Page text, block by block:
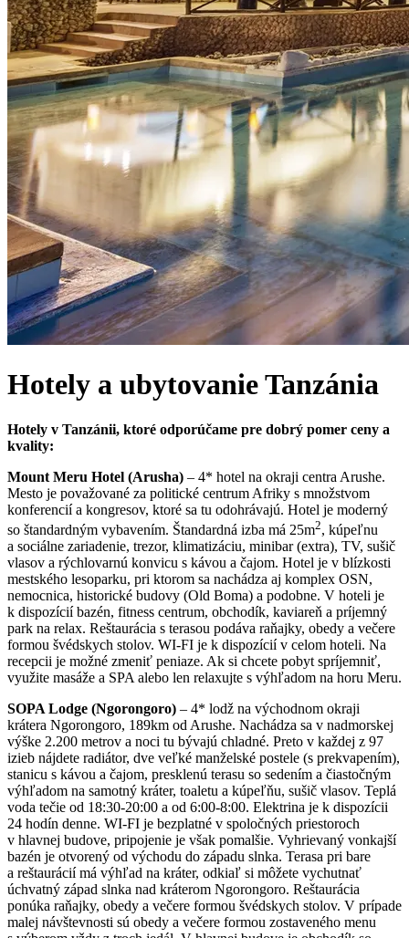
Hotely a ubytovanieTanzánia
Hotely v Tanzánii, ktoré odporúčame pre dobrý pomer ceny a
kvality:
Mount Meru Hotel (Arusha) – 4* hotel na okraji centra Arushe.
Mesto je považované za politické centrum Afriky s množstvom
konferencií a kongresov, ktoré sa tu odohrávajú. Hotel je moderný
so štandardným vybavením. Štandardná izba má 25m2, kúpeľnu
a sociálne zariadenie, trezor, klimatizáciu, minibar (extra), TV, sušič
vlasov a rýchlovarnú konvicu s kávou a čajom. Hotel je v blízkosti
mestského lesoparku, pri ktorom sa nachádza aj komplex OSN,
nemocnica, historické budovy (Old Boma) a podobne. V hoteli je
k dispozícií bazén, fitness centrum, obchodík, kaviareň a príjemný
park na relax. Reštaurácia s terasou podáva raňajky, obedy a večere
formou švédskych stolov. WI-FI je k dispozícií v celom hoteli. Na
recepcii je možné zmeniť peniaze. Ak si chcete pobyt spríjemniť,
využite masáže a SPA alebo len relaxujte s výhľadom na horu Meru.
SOPA Lodge (Ngorongoro) – 4* lodž na východnom okraji
krátera Ngorongoro, 189km od Arushe. Nachádza sa v nadmorskej
výške 2.200 metrov a noci tu bývajú chladné. Preto v každej z 97
izieb nájdete radiátor, dve veľké manželské postele (s prekvapením),
stanicu s kávou a čajom, presklenú terasu so sedením a čiastočným
výhľadom na samotný kráter, toaletu a kúpeľňu, sušič vlasov. Teplá
voda tečie od 18:30-20:00 a od 6:00-8:00. Elektrina je k dispozícii
24 hodín denne. WI-FI je bezplatné v spoločných priestoroch
v hlavnej budove, pripojenie je však pomalšie. Vyhrievaný vonkajší
bazén je otvorený od východu do západu slnka. Terasa pri bare
a reštaurácií má výhľad na kráter, odkiaľ si môžete vychutnať
úchvatný západ slnka nad kráterom Ngorongoro. Reštaurácia
ponúka raňajky, obedy a večere formou švédskych stolov. V prípade
malej návštevnosti sú obedy a večere formou zostaveného menu